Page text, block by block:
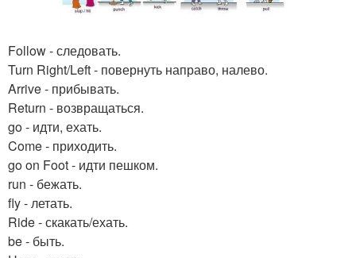
Follow - следовать.
Turn Right/Left - повернуть направо, налево.
Arrive - прибывать.
Return - возвращаться.
go - идти, ехать.
Come - приходить.
go on Foot - идти пешком.
run - бежать.
fly - летать.
Ride - скакать/ехать.
be - быть.